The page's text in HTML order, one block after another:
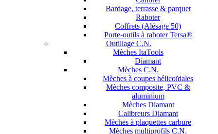
Bardage, terrasse & parquet
Raboter
Coffrets (Alésage 50)
Porte-outils à raboter Tersa®
Outillage C.N.
Mèches ItaTools
Diamant
Mèches C.N.
Mèches à coupes hélicoïdales
Mèches composite, PVC &
aluminium
Mèches Diamant
Calibreurs Diamant
Mèches à plaquettes carbure
Mèches multiprofils C.N.